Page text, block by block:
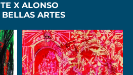
X ALONSO
ARTES